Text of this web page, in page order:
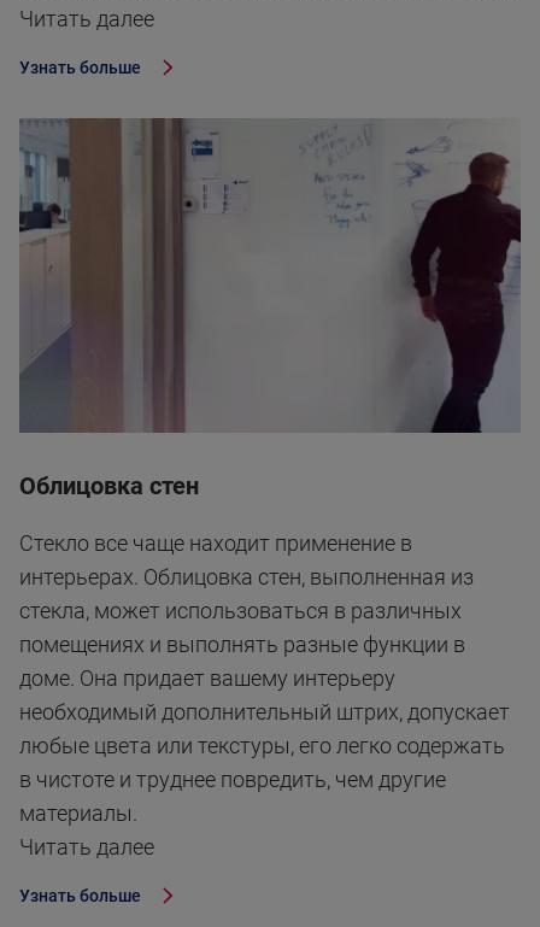
Читать далее
Узнать больше
Облицовка стен
Стекло все чаще находит применение в
интерьерах. Облицовка стен, выполненная из
стекла, может использоваться в различных
помещениях и выполнять разные функции в
доме. Она придает вашему интерьеру
необходимый дополнительный штрих, допускает
любые цвета или текстуры, его легко содержать
в чистоте и труднее повредить, чем другие
материалы.
Читать далее
Узнать больше